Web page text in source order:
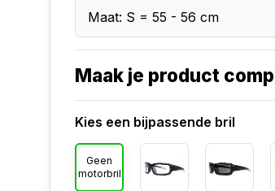
Maat: S = 55 - 56 cm
Maak je product
Kies een bijpassende bril
Geen
motorbril